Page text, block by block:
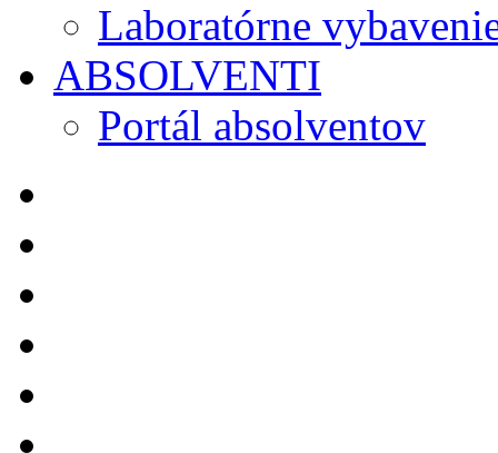
Laboratórne
ABSOLVENTI
Portál absolventov